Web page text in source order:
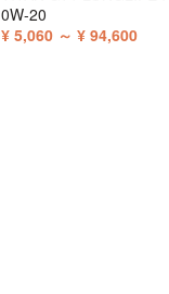
0W-20
¥ 5,060 ～ ¥ 94,600